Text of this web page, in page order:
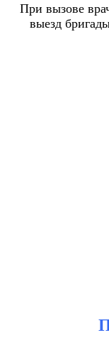
При вызове
выезд